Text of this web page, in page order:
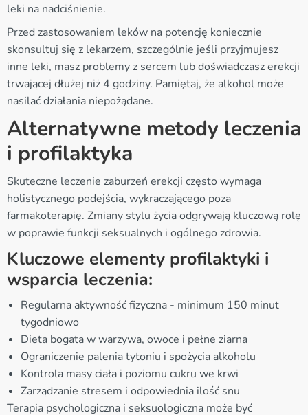
leki na nadciśnienie.
Przed zastosowaniem leków na potencję koniecznie
skonsultuj się z lekarzem, szczególnie jeśli przyjmujesz
inne leki, masz problemy z sercem lub doświadczasz erekcji
trwającej dłużej niż 4 godziny. Pamiętaj, że alkohol może
nasilać działania niepożądane.
Alternatywne metody leczenia
i profilaktyka
Skuteczne leczenie zaburzeń erekcji często wymaga
holistycznego podejścia, wykraczającego poza
farmakoterapię. Zmiany stylu życia odgrywają kluczową rolę
w poprawie funkcji seksualnych i ogólnego zdrowia.
Kluczowe elementy profilaktyki i
wsparcia leczenia:
Regularna aktywność fizyczna - minimum 150 minut
tygodniowo
Dieta bogata w warzywa, owoce i pełne ziarna
Ograniczenie palenia tytoniu i spożycia alkoholu
Kontrola masy ciała i poziomu cukru we krwi
Zarządzanie stresem i odpowiednia ilość snu
Terapia psychologiczna i seksuologiczna może być